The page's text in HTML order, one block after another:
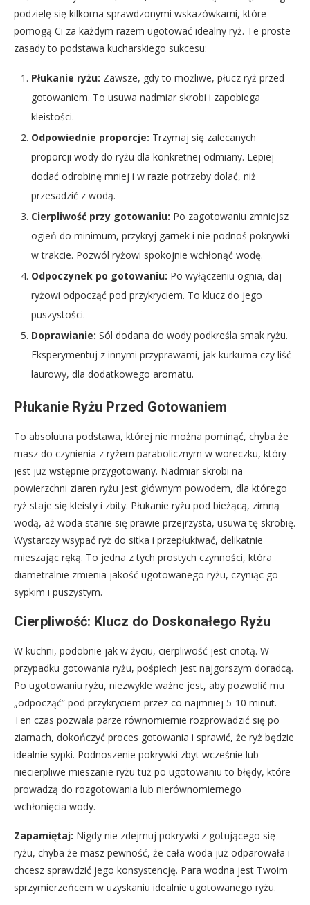
podzielę się kilkoma sprawdzonymi wskazówkami, które
pomogą Ci za każdym razem ugotować idealny ryż. Te proste
zasady to podstawa kucharskiego sukcesu:
Płukanie ryżu: Zawsze, gdy to możliwe, płucz ryż przed
gotowaniem. To usuwa nadmiar skrobi i zapobiega
kleistości.
Odpowiednie proporcje: Trzymaj się zalecanych
proporcji wody do ryżu dla konkretnej odmiany. Lepiej
dodać odrobinę mniej i w razie potrzeby dolać, niż
przesadzić z wodą.
Cierpliwość przy gotowaniu: Po zagotowaniu zmniejsz
ogień do minimum, przykryj garnek i nie podnoś pokrywki
w trakcie. Pozwól ryżowi spokojnie wchłonąć wodę.
Odpoczynek po gotowaniu: Po wyłączeniu ognia, daj
ryżowi odpocząć pod przykryciem. To klucz do jego
puszystości.
Doprawianie: Sól dodana do wody podkreśla smak ryżu.
Eksperymentuj z innymi przyprawami, jak kurkuma czy liść
laurowy, dla dodatkowego aromatu.
Płukanie Ryżu Przed Gotowaniem
To absolutna podstawa, której nie można pominąć, chyba że
masz do czynienia z ryżem parabolicznym w woreczku, który
jest już wstępnie przygotowany. Nadmiar skrobi na
powierzchni ziaren ryżu jest głównym powodem, dla którego
ryż staje się kleisty i zbity. Płukanie ryżu pod bieżącą, zimną
wodą, aż woda stanie się prawie przejrzysta, usuwa tę skrobię.
Wystarczy wsypać ryż do sitka i przepłukiwać, delikatnie
mieszając ręką. To jedna z tych prostych czynności, która
diametralnie zmienia jakość ugotowanego ryżu, czyniąc go
sypkim i puszystym.
Cierpliwość: Klucz do Doskonałego Ryżu
W kuchni, podobnie jak w życiu, cierpliwość jest cnotą. W
przypadku gotowania ryżu, pośpiech jest najgorszym doradcą.
Po ugotowaniu ryżu, niezwykle ważne jest, aby pozwolić mu
„odpocząć” pod przykryciem przez co najmniej 5-10 minut.
Ten czas pozwala parze równomiernie rozprowadzić się po
ziarnach, dokończyć proces gotowania i sprawić, że ryż będzie
idealnie sypki. Podnoszenie pokrywki zbyt wcześnie lub
niecierpliwe mieszanie ryżu tuż po ugotowaniu to błędy, które
prowadzą do rozgotowania lub nierównomiernego
wchłonięcia wody.
Zapamiętaj: Nigdy nie zdejmuj pokrywki z gotującego się
ryżu, chyba że masz pewność, że cała woda już odparowała i
chcesz sprawdzić jego konsystencję. Para wodna jest Twoim
sprzymierzeńcem w uzyskaniu idealnie ugotowanego ryżu.